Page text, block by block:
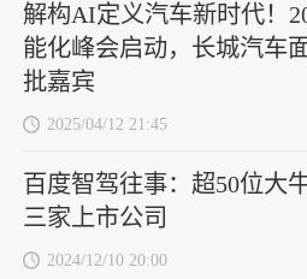
解构AI定义汽车新时代！
能化峰会启动，长城汽车
批嘉宾
2025/04/12 21:45
百度智驾往事：超50位大
三家上市公司
2024/12/10 20:00